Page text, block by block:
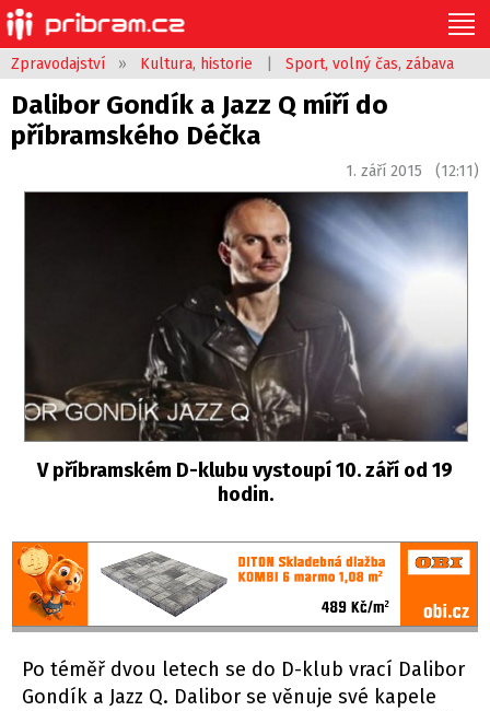
Zpravodajství » Kultura, historie Sport, volný čas, zábava
Dalibor Gondík a Jazz Q míří do
příbramského Déčka
1. září 2015 (12:11)
V příbramském D-klubu vystoupí 10. září od 19
hodin.
Po téměř dvou letech se do D-klub vrací Dalibor
Gondík a Jazz Q. Dalibor se věnuje své kapele